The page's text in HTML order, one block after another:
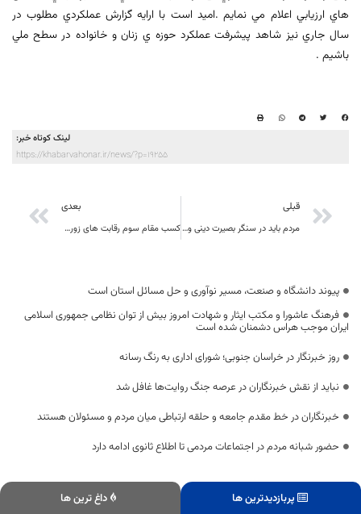
هاي ارزيابي اعلام مي نمايم .اميد است با ارايه گزارش عملكردي مطلوب در
سال جاري نيز شاهد پيشرفت عملكرد حوزه ي زنان و خانواده در سطح ملي
باشيم .
لینک کوتاه خبر:
https://khabarvahonar.ir/news/?p=19255
قبلی
مردم باید در سنگر بصیرت دینی و حسینی قرار گیرند
بعدی
کسب مقام سوم رقابت های زورخانه ای کشور برای استان
پیوند دانشگاه و صنعت، مسیر نوآوری و حل مسائل استان است
فرهنگ عاشورا و مکتب ایثار و شهادت امروز بیش از توان نظامی جمهوری اسلامی
ایران موجب هراس دشمنان شده است
روز خبرنگار در خراسان جنوبی؛ شورای اداری به رنگ رسانه
نباید از نقش خبرنگاران در عرصه جنگ روایت‌ها غافل شد
خبرنگاران در خط مقدم جامعه و حلقه ارتباطی میان مردم و مسئولان هستند
حضور شبانه مردم در اجتماعات مردمی تا اطلاع ثانوی ادامه دارد
پربازدیدترین ها داغ ترین ها